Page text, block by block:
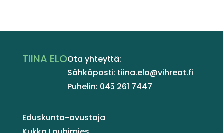
TIINA ELOOta yhteyttä:
Sähköposti: tiina.elo@vihreat.fi
Puhelin: 045 261 7447
Eduskunta-avustaja